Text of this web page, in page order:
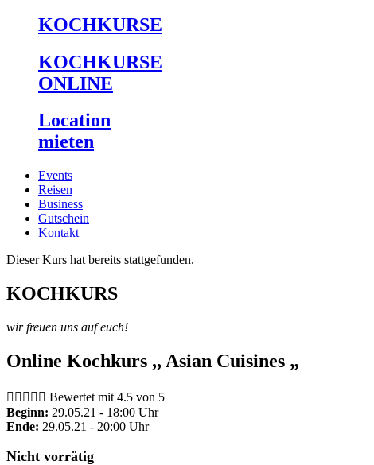
KOCHKURSE
KOCHKURSE
ONLINE
Location
mieten
Events
Reisen
Business
Gutschein
Kontakt
Dieser Kurs hat bereits stattgefunden.
KOCHKURS
wir freuen uns auf euch!
Online Kochkurs ,, Asian Cuisines „
     Bewertet mit 4.5 von 5
Beginn: 29.05.21 - 18:00 Uhr
Ende: 29.05.21 - 20:00 Uhr
Nicht vorrätig